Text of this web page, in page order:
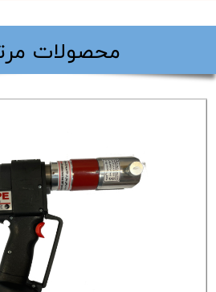
​محصولات